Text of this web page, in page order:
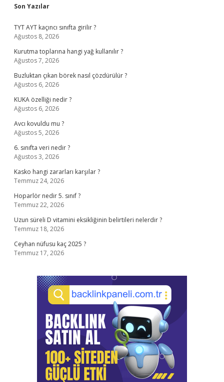
Sidebar
Son Yazılar
TYT AYT kaçıncı sınıfta girilir ?
Ağustos 8, 2026
Kurutma toplarına hangi yağ kullanılır ?
Ağustos 7, 2026
Buzluktan çıkan börek nasıl çözdürülür ?
Ağustos 6, 2026
KUKA özelliği nedir ?
Ağustos 6, 2026
Avcı kovuldu mu ?
Ağustos 5, 2026
6. sınıfta veri nedir ?
Ağustos 3, 2026
Kasko hangi zararları karşılar ?
Temmuz 24, 2026
Hoparlör nedir 5. sınıf ?
Temmuz 22, 2026
Uzun süreli D vitamini eksikliğinin belirtileri nelerdir ?
Temmuz 18, 2026
Ceyhan nüfusu kaç 2025 ?
Temmuz 17, 2026